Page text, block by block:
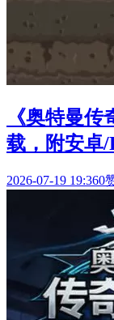
《奥特曼
载，附安卓
2026-07-19 19:360